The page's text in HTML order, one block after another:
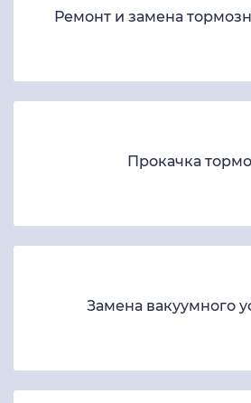
Ремонт и замена
Прокачка
Замена вакуумного